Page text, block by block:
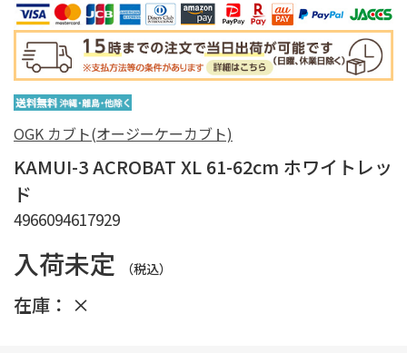
OGK カブト(オージーケーカブト)
KAMUI-3 ACROBAT XL 61-62cm ホワイトレッ
ド
4966094617929
入荷未定 （税込）
在庫： ×